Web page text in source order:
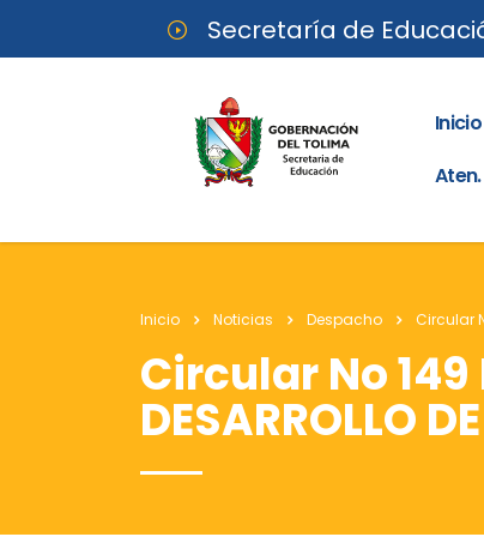
Secretaría de
Inicio
Inicio Noticias Despacho Circular
Circular No 149
DESARROLLO